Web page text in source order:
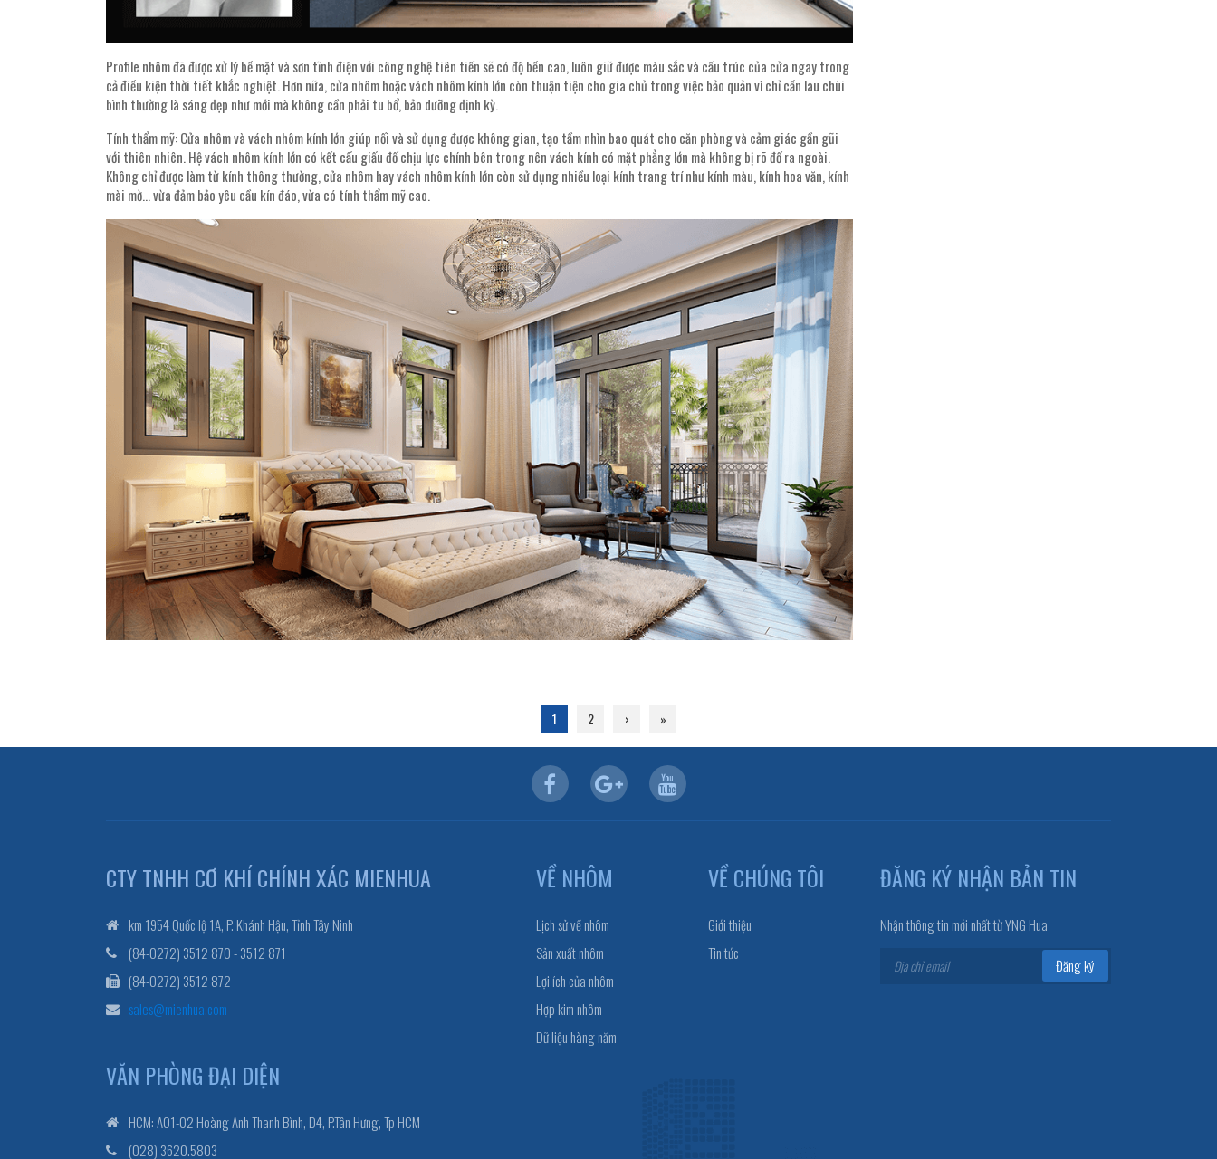
Profile nhôm đã được xử lý bề mặt và sơn tĩnh điện với công nghệ tiên tiến sẽ có độ bền cao, luôn giữ được màu sắc và cấu trúc của cửa ngay trong
cả điều kiện thời tiết khắc nghiệt. Hơn nữa, cửa nhôm hoặc vách nhôm kính lớn còn thuận tiện cho gia chủ trong việc bảo quản vì chỉ cần lau chùi
bình thường là sáng đẹp như mới mà không cần phải tu bổ, bảo dưỡng định kỳ.
Tính thẩm mỹ: Cửa nhôm và vách nhôm kính lớn giúp nối và sử dụng được không gian, tạo tầm nhìn bao quát cho căn phòng và cảm giác gần gũi
với thiên nhiên. Hệ vách nhôm kính lớn có kết cấu giấu đố chịu lực chính bên trong nên vách kính có mặt phẳng lớn mà không bị rõ đố ra ngoài.
Không chỉ được làm từ kính thông thường, cửa nhôm hay vách nhôm kính lớn còn sử dụng nhiều loại kính trang trí như kính màu, kính hoa văn, kính
mài mờ… vừa đảm bảo yêu cầu kín đáo, vừa có tính thẩm mỹ cao.
1 2 › »
CTY TNHH CƠ KHÍ CHÍNH XÁC MIENHUA
km 1954 Quốc lộ 1A, P. Khánh Hậu, Tỉnh Tây Ninh
(84-0272) 3512 870 - 3512 871
(84-0272) 3512 872
sales@mienhua.com
VĂN PHÒNG ĐẠI DIỆN
HCM: A01-02 Hoàng Anh Thanh Bình, D4, P.Tân Hưng, Tp HCM
(028) 3620.5803
VỀ NHÔM
Lịch sử về nhôm
Sản xuất nhôm
Lợi ích của nhôm
Hợp kim nhôm
Dữ liệu hàng năm
VỀ CHÚNG TÔI
Giới thiệu
Tin tức
ĐĂNG KÝ NHẬN BẢN TIN
Nhận thông tin mới nhất từ YNG Hua
Đăng ký